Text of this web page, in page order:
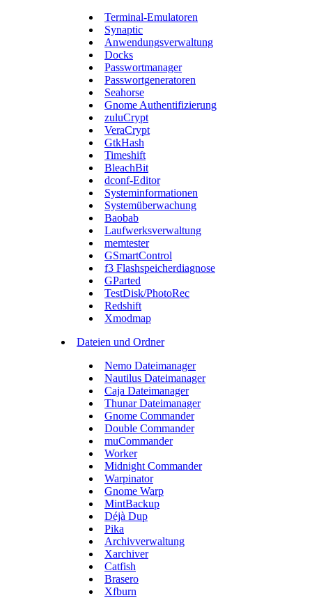
Terminal-Emulatoren
Synaptic
Anwendungsverwaltung
Docks
Passwortmanager
Passwortgeneratoren
Seahorse
Gnome Authentifizierung
zuluCrypt
VeraCrypt
GtkHash
Timeshift
BleachBit
dconf-Editor
Systeminformationen
Systemüberwachung
Baobab
Laufwerksverwaltung
memtester
GSmartControl
f3 Flashspeicherdiagnose
GParted
TestDisk/PhotoRec
Redshift
Xmodmap
Dateien und Ordner
Nemo Dateimanager
Nautilus Dateimanager
Caja Dateimanager
Thunar Dateimanager
Gnome Commander
Double Commander
muCommander
Worker
Midnight Commander
Warpinator
Gnome Warp
MintBackup
Déjà Dup
Pika
Archivverwaltung
Xarchiver
Catfish
Brasero
Xfburn